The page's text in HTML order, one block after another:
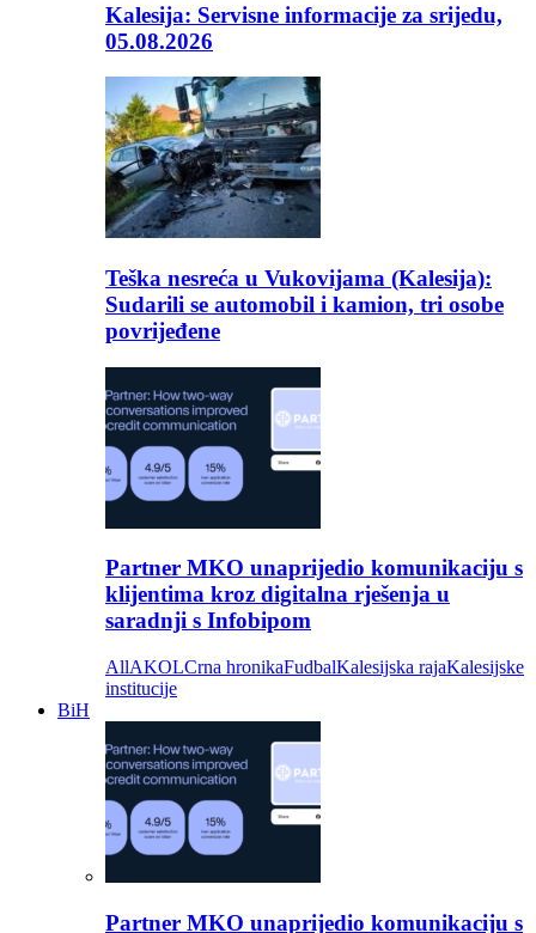
Kalesija: Servisne informacije za srijedu,
05.08.2026
Teška nesreća u Vukovijama (Kalesija):
Sudarili se automobil i kamion, tri osobe
povrijeđene
Partner MKO unaprijedio komunikaciju s
klijentima kroz digitalna rješenja u
saradnji s Infobipom
AllAKOLCrna hronikaFudbalKalesijska rajaKalesijske
institucije
BiH
Partner MKO unaprijedio komunikaciju s